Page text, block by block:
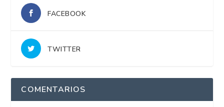
FACEBOOK
TWITTER
COMENTARIOS